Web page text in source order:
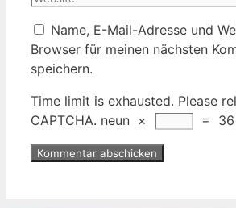
Name, E-Mail-Adresse und
Browser für meinen nächsten
speichern.
Time limit is exhausted. Please
CAPTCHA. neun × = 36